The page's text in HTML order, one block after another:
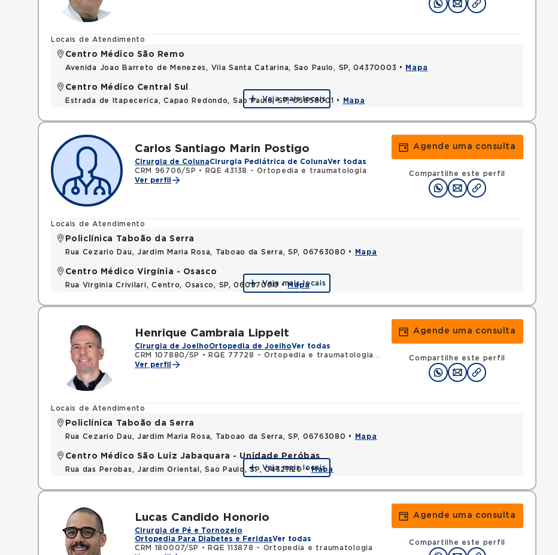
Locais de Atendimento
Centro Médico São Remo
Avenida Joao Barreto de Menezes, Vila Santa Catarina, Sao Paulo, SP, 04370003 • Mapa
Centro Médico Central Sul
Estrada de Itapecerica, Capao Redondo, Sao Paulo, SP, 05858001 • Mapa
Veja mais locais
Carlos Santiago Marin Postigo
Cirurgia de ColunaCirurgia Pediátrica de ColunaVer todas
CRM 96706/SP •
RQE 43138 - Ortopedia e traumatologia
Ver perfil
Agende uma consulta
Compartilhe este perfil
Locais de Atendimento
Policlínica Taboão da Serra
Rua Cezario Dau, Jardim Maria Rosa, Taboao da Serra, SP, 06763080 • Mapa
Centro Médico Virgínia - Osasco
Rua Virginia Crivilari, Centro, Osasco, SP, 06097000 •Mapa
Veja mais locais
Henrique Cambraia Lippelt
Cirurgia de JoelhoOrtopedia de JoelhoVer todas
CRM 107880/SP
• RQE 77728 - Ortopedia e traumatologia
RQE 83265 - Medicina esportiva
Ver perfil
Agende uma consulta
Compartilhe este perfil
Locais de Atendimento
Policlínica Taboão da Serra
Rua Cezario Dau, Jardim Maria Rosa, Taboao da Serra, SP, 06763080 • Mapa
Centro Médico São Luiz Jabaquara - Unidade Peróbas
Rua das Perobas, Jardim Oriental, Sao Paulo, SP, 04321120 •Mapa
Veja mais locais
Lucas Candido Honorio
Cirurgia de Pé e Tornozelo
Ortopedia Para Diabetes e FeridasVer todas
CRM 180007/SP
•
RQE 113878 - Ortopedia e traumatologia
Agende uma consulta
Compartilhe este perfil